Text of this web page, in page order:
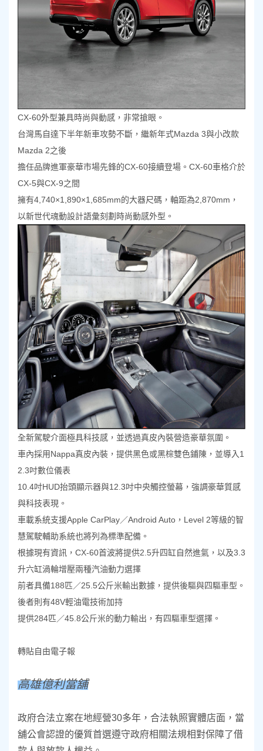
CX-60外型兼具時尚與動感，非常搶眼。
台灣馬自達下半年新車攻勢不斷，繼新年式Mazda 3與小改款
Mazda 2之後
擔任品牌進軍豪華市場先鋒的CX-60接續登場。CX-60車格介於
CX-5與CX-9之間
擁有4,740×1,890×1,685mm的大器尺碼，軸距為2,870mm，
以新世代魂動設計語彙刻劃時尚動感外型。
全新駕駛介面極具科技感，並透過真皮內裝營造豪華氛圍。
車內採用Nappa真皮內裝，提供黑色或黑棕雙色鋪陳，並導入1
2.3吋數位儀表
10.4吋HUD抬頭顯示器與12.3吋中央觸控螢幕，強調豪華質感
與科技表現。
車載系統支援Apple CarPlay／Android Auto，Level 2等級的智
慧駕駛輔助系統也將列為標準配備。
根據現有資訊，CX-60首波將提供2.5升四缸自然進氣，以及3.3
升六缸渦輪增壓兩種汽油動力選擇
前者具備188匹／25.5公斤米輸出數據，提供後驅與四驅車型。
後者則有48V輕油電技術加持
提供284匹／45.8公斤米的動力輸出，有四驅車型選擇。
轉貼自由電子報
高雄億利當舖
政府合法立案在地經營30多年，合法執照實體店面，當
舖公會認證的優質首選遵守政府相關法規相對保障了借